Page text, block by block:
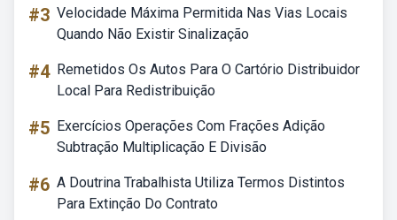
#3 Velocidade Máxima Permitida Nas Vias Locais
Quando Não Existir Sinalização
#4 Remetidos Os Autos Para O Cartório Distribuidor
Local Para Redistribuição
#5 Exercícios Operações Com Frações Adição
Subtração Multiplicação E Divisão
#6 A Doutrina Trabalhista Utiliza Termos Distintos
Para Extinção Do Contrato